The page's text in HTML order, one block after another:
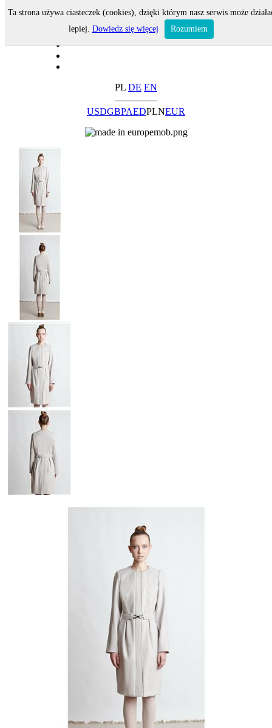
PL DE EN
USDGBPAEDPLNEUR
Ta strona używa ciasteczek (cookies), dzięki którym nasz serwis może
lepiej. Dowiedz się więcej Rozumiem